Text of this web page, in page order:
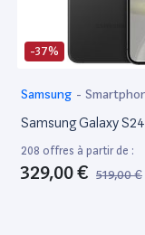
-37%
Samsung -
Samsung Galaxy
208 offres à partir de :
329,00 € 519,00 €